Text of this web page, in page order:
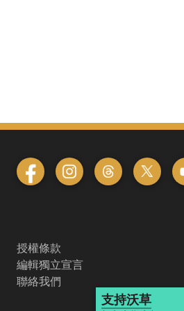
授權條款
編輯獨立宣言
聯絡我們
支持沃草